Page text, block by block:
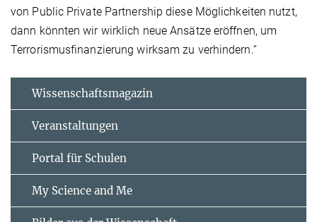
von Public Private Partnership diese Möglichkeiten nutzt,
dann könnten wir wirklich neue Ansätze eröffnen, um
Terrorismusfinanzierung wirksam zu verhindern.“
Wissenschaftsmagazin
Veranstaltungen
Portal für Schulen
My Science and Me